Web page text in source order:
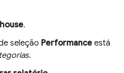
.
seleção Performance está
.